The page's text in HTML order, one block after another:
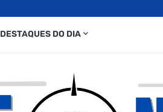
DESTAQUES DO DIA